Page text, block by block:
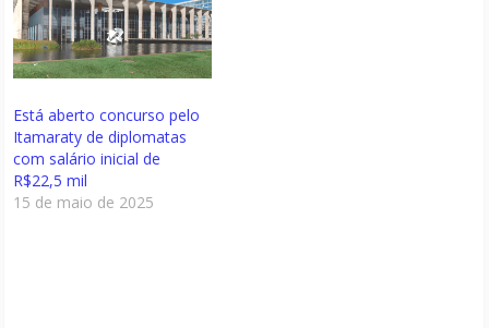
Está aberto concurso pelo
Itamaraty de diplomatas
com salário inicial de
R$22,5 mil
15 de maio de 2025